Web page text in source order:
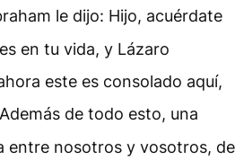
le dijo: Hijo, acuérdate
en tu vida, y Lázaro
este es consolado aquí,
Además de todo esto, una
entre nosotros y vosotros, de